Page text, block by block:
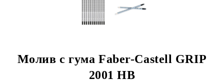
Молив с гума Faber-Castell GRIP
2001 HB